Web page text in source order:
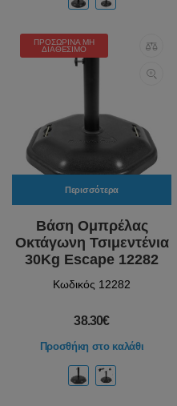
ΠΡΟΣΩΡΙΝΆ ΜΗ
ΔΙΑΘΈΣΙΜΟ
Περισσότερα
Βάση Ομπρέλας
Οκτάγωνη Τσιμεντένια
30Kg Escape 12282
Κωδικός 12282
38.30€
Προσθήκη στο καλάθι